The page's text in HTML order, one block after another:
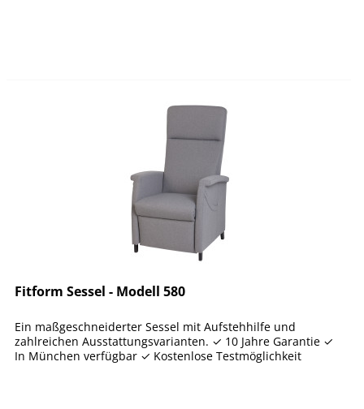
Fitform Sessel - Modell 580
Ein maßgeschneiderter Sessel mit Aufstehhilfe und
zahlreichen Ausstattungsvarianten. ✓ 10 Jahre Garantie ✓
In München verfügbar ✓ Kostenlose Testmöglichkeit